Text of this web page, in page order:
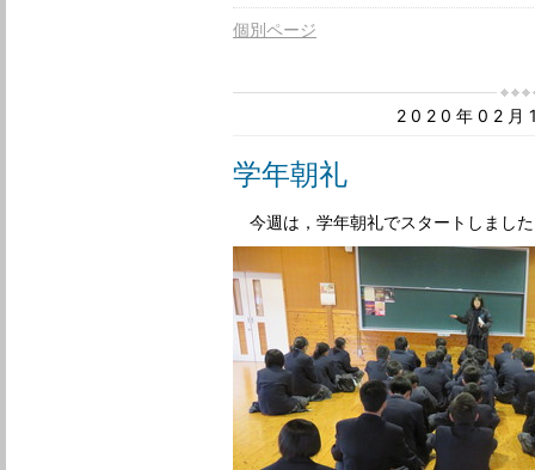
個別ページ
2020年02月
学年朝礼
今週は，学年朝礼でスタートしまし